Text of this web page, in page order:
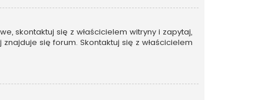
skontaktuj się z właścicielem witryny i zapytaj,
się forum. Skontaktuj się z właścicielem